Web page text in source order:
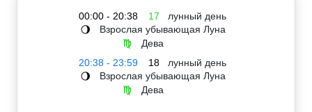
00:00 - 20:38 17 лунный день
🌖 Взрослая убывающая Луна
♍
Дева
20:38 - 23:59
18 лунный день
🌖 Взрослая убывающая Луна
♍ Дева